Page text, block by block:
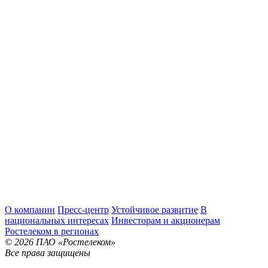
О компании Пресс-центр Устойчивое развитие В
национальных интересах Инвесторам и акционерам
Ростелеком в регионах
© 2026 ПАО «Ростелеком»
Все права защищены